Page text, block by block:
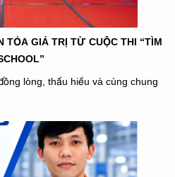
TỎA GIÁ TRỊ TỪ CUỘC THI “TÌM
lòng, thấu hiểu và cùng chung